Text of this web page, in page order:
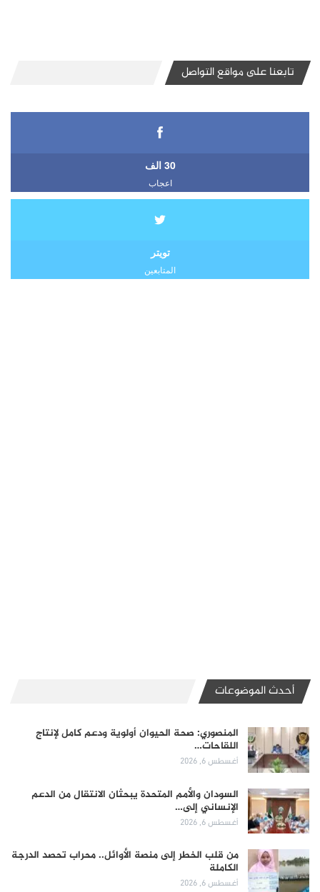
تابعنا على مواقع التواصل
30 الف
اعجاب
تويتر
المتابعين
أحدث الموضوعات
المنصوري: صحة الحيوان أولوية ودعم كامل لإنتاج
اللقاحات…
أغسطس 6, 2026
السودان والأمم المتحدة يبحثان الانتقال من الدعم
الإنساني إلى…
أغسطس 6, 2026
من قلب الخطر إلى منصة الأوائل.. محراب تحصد الدرجة
الكاملة
أغسطس 6, 2026